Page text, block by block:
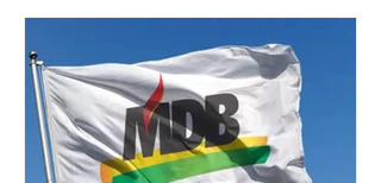
Uruguai, além de outros países
associados. “Decidimos criar um grupo
de trabalho que vai identificar
sensibilidades dos dois lados e evitar